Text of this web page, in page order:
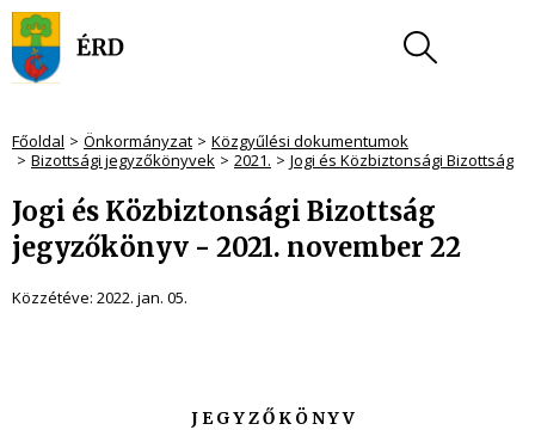
Főoldal Önkormányzat
Közgyűlési dokumentumok
Bizottsági jegyzőkönyvek
2021. Jogi és Közbiztonsági Bizottság
Jogi és Közbiztonsági Bizottság
jegyzőkönyv - 2021. november 22
Közzétéve: 2022. jan. 05.
J E G Y Z Ő K Ö N Y V